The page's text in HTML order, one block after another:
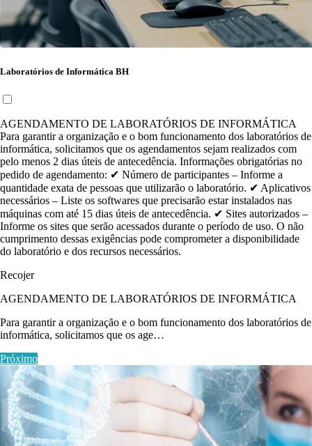
Laboratórios de Informática BH
AGENDAMENTO DE LABORATÓRIOS DE INFORMÁTICA
Para garantir a organização e o bom funcionamento dos laboratórios de
informática, solicitamos que os agendamentos sejam realizados com
pelo menos 2 dias úteis de antecedência. Informações obrigatórias no
pedido de agendamento: ✔ Número de participantes – Informe a
quantidade exata de pessoas que utilizarão o laboratório. ✔ Aplicativos
necessários – Liste os softwares que precisarão estar instalados nas
máquinas com até 15 dias úteis de antecedência. ✔ Sites autorizados –
Informe os sites que serão acessados durante o período de uso. O não
cumprimento dessas exigências pode comprometer a disponibilidade
do laboratório e dos recursos necessários.
Recojer
AGENDAMENTO DE LABORATÓRIOS DE INFORMÁTICA
Para garantir a organização e o bom funcionamento dos laboratórios de
informática, solicitamos que os age…
Próximo